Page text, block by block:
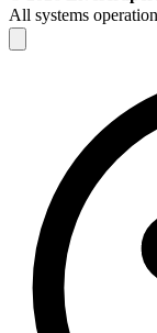
All systems